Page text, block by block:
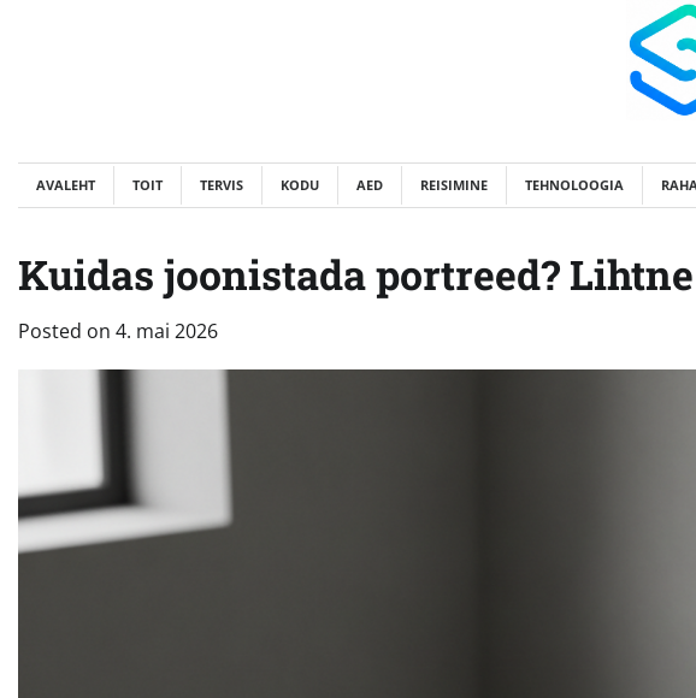
AVALEHT TOIT TERVIS KODU AED REISIMINE TEHNOLOOGIA RAHA
Kuidas joonistada portreed?
Posted on 4. mai 2026